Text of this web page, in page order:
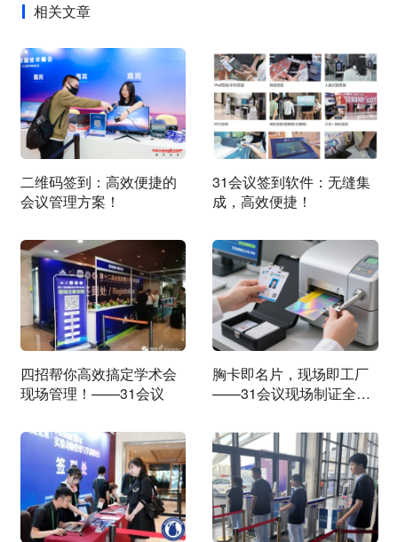
相关文章
二维码签到：高效便捷的
会议管理方案！
31会议签到软件：无缝集
成，高效便捷！
四招帮你高效搞定学术会
现场管理！——31会议
胸卡即名片，现场即工厂
——31会议现场制证全解